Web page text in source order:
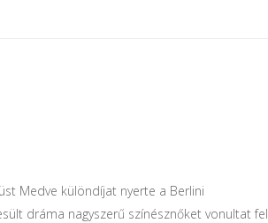
Medve különdíjat nyerte a Berlini
dráma nagyszerű színésznőket vonultat fel